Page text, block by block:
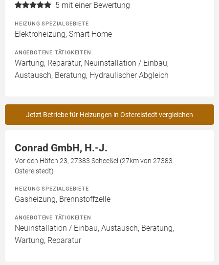
5 mit einer Bewertung
HEIZUNG SPEZIALGEBIETE
Elektroheizung, Smart Home
ANGEBOTENE TÄTIGKEITEN
Wartung, Reparatur, Neuinstallation / Einbau,
Austausch, Beratung, Hydraulischer Abgleich
Jetzt Betriebe für Heizungen in Ostereistedt vergleichen
Conrad GmbH, H.-J.
Vor den Höfen 23, 27383 Scheeßel (27km von 27383
Ostereistedt)
HEIZUNG SPEZIALGEBIETE
Gasheizung, Brennstoffzelle
ANGEBOTENE TÄTIGKEITEN
Neuinstallation / Einbau, Austausch, Beratung,
Wartung, Reparatur